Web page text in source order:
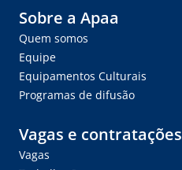
Sobre a Apaa
Quem somos
Equipe
Equipamentos Culturais
Programas de difusão
Vagas e contratações
Vagas